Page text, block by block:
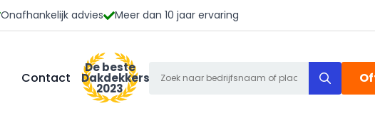
Onafhankelijk advies Meer dan 10 jaar ervaring
Contact
De beste
Dakdekkers
2023
for